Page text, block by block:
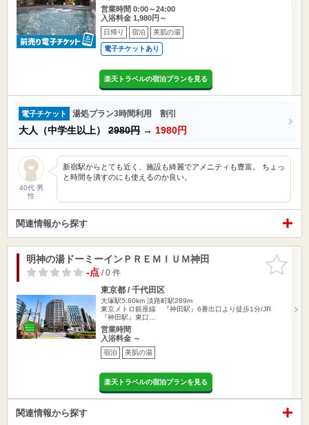
営業時間 0:00～24:00
入浴料金 1,980円～
日帰り 宿泊 美肌の湯
電子チケットあり
楽天トラベルの宿泊プランを見る
電子チケット 湯処プラン3時間利用 割引
大人（中学生以上） 2980円 → 1980円
40代 男
性
新宿駅からとても近く、施設も綺麗でアメニティも豊富。 ちょっ
と時間を潰すのにも使えるのか良い。
関連情報から探す
お気に入
りに追加
明神の湯ドーミーインＰＲＥＭＩＵＭ神田
-点/ 0 件
東京都 / 千代田区
大塚駅5.60km 淡路町駅289m
東京メトロ銀座線 『神田駅』6番出口より徒歩1分/JR
『神田駅』東口…
営業時間
入浴料金 ～
宿泊 美肌の湯
楽天トラベルの宿泊プランを見る
関連情報から探す